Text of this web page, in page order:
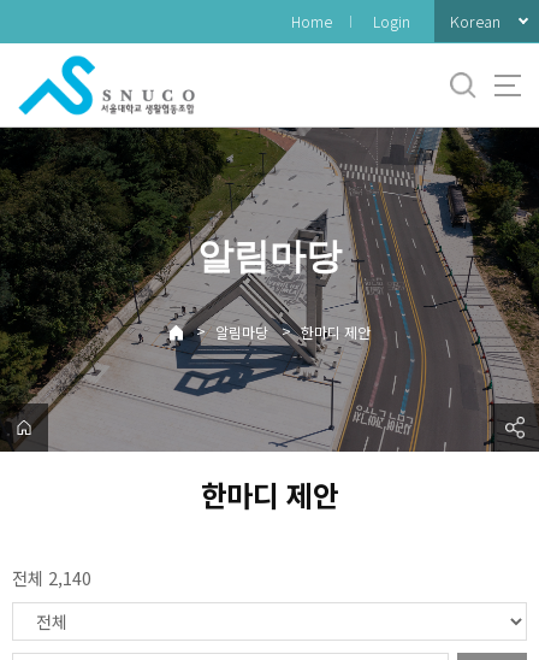
로
메
뉴
Home Login Korean
알림마당
> 알림마당 > 한마디 제안
한마디 제안
전체 2,140